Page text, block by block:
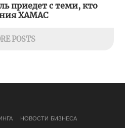
приедет с теми, кто
ХАМАС
POSTS
НОВОСТИ БИЗНЕСА